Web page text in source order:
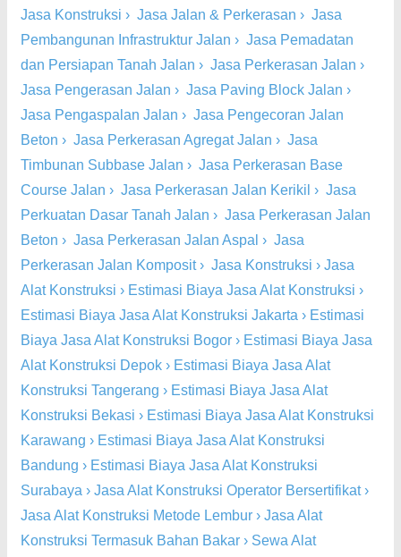
Jasa Konstruksi › Jasa Jalan & Perkerasan › Jasa
Pembangunan Infrastruktur Jalan › Jasa Pemadatan
dan Persiapan Tanah Jalan › Jasa Perkerasan Jalan ›
Jasa Pengerasan Jalan › Jasa Paving Block Jalan ›
Jasa Pengaspalan Jalan › Jasa Pengecoran Jalan
Beton › Jasa Perkerasan Agregat Jalan › Jasa
Timbunan Subbase Jalan › Jasa Perkerasan Base
Course Jalan › Jasa Perkerasan Jalan Kerikil › Jasa
Perkuatan Dasar Tanah Jalan › Jasa Perkerasan Jalan
Beton › Jasa Perkerasan Jalan Aspal › Jasa
Perkerasan Jalan Komposit› Jasa Konstruksi › Jasa
Alat Konstruksi › Estimasi Biaya Jasa Alat Konstruksi ›
Estimasi Biaya Jasa Alat Konstruksi Jakarta › Estimasi
Biaya Jasa Alat Konstruksi Bogor › Estimasi Biaya Jasa
Alat Konstruksi Depok › Estimasi Biaya Jasa Alat
Konstruksi Tangerang › Estimasi Biaya Jasa Alat
Konstruksi Bekasi › Estimasi Biaya Jasa Alat Konstruksi
Karawang › Estimasi Biaya Jasa Alat Konstruksi
Bandung › Estimasi Biaya Jasa Alat Konstruksi
Surabaya › Jasa Alat Konstruksi Operator Bersertifikat›
Jasa Alat Konstruksi Metode Lembur › Jasa Alat
Konstruksi Termasuk Bahan Bakar › Sewa Alat